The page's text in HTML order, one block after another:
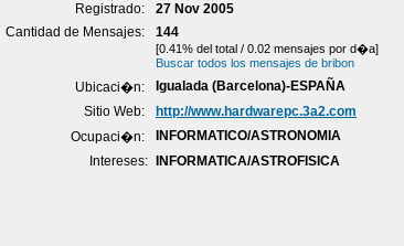
Registrado:
27 Nov 2005
Cantidad de Mensajes:
144
[0.41% del total / 0.02 mensajes por d�a]
Buscar todos los mensajes de bribon
Ubicaci�n:
Igualada (Barcelona)-ESPAÑA
Sitio Web:
http://www.hardwarepc.3a2.com
Ocupaci�n:
INFORMATICO/ASTRONOMIA
Intereses:
INFORMATICA/ASTROFISICA